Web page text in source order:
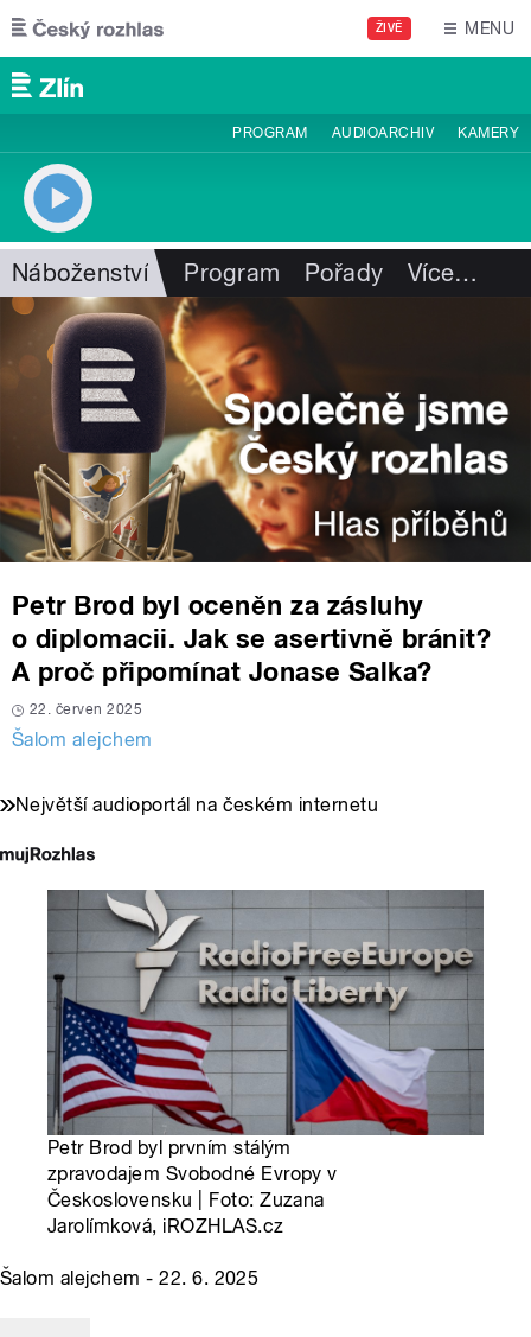
Přejít k hlavnímu obsahu
ŽIVĚ MENU
PROGRAM AUDIOARCHIV KAMERY
Náboženství Program Pořady Více…
Petr Brod byl oceněn za zásluhy
o diplomacii. Jak se asertivně bránit?
A proč připomínat Jonase Salka?
22. červen 2025
Šalom alejchem
Největší audioportál na českém internetu
Petr Brod byl prvním stálým
zpravodajem Svobodné Evropy v
Československu | Foto: Zuzana
Jarolímková, iROZHLAS.cz
Šalom alejchem - 22. 6. 2025